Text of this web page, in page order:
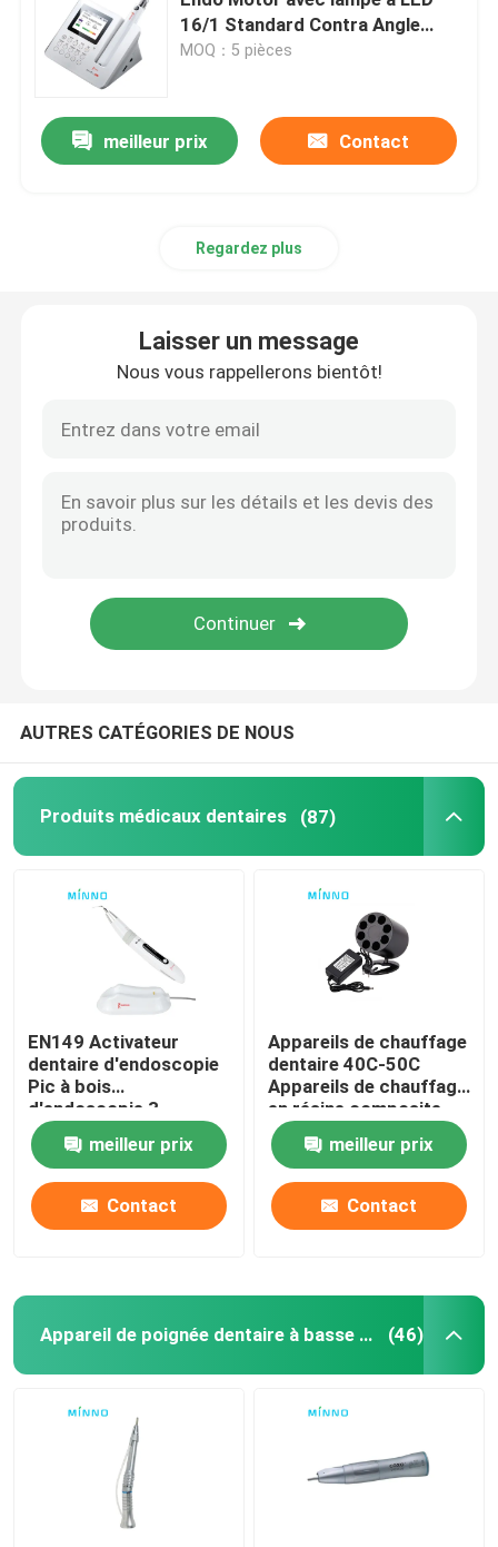
Micromotrice dentaire
air dentaire prophy
Machine d'implant dentaire
Système d'obturation
16/1 Standard Contra Angle
Handpiece Traitement du canal
MOQ：5 pièces
meilleur prix Contact
Regardez plus
Laisser un message
Nous vous rappellerons bientôt!
AUTRES CATÉGORIES DE NOUS
Produits médicaux dentaires (87)
EN149 Activateur
dentaire d'endoscopie
Pic à bois
d'endoscopie 3
irrigateur oral à
ultrasonsmeilleur prix
Contact
Appareils de chauffage
dentaire 40C-50C
Appareils de chauffage
en résine composite
meilleur prix
Contact
Appareil de poignée dentaire à basse vitesse (46)